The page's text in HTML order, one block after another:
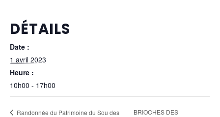
DÉTAILS
Date :
1 avril 2023
Heure :
10h00 - 17h00
Randonnée du Patrimoine du Sou des
BRIOCHES DES